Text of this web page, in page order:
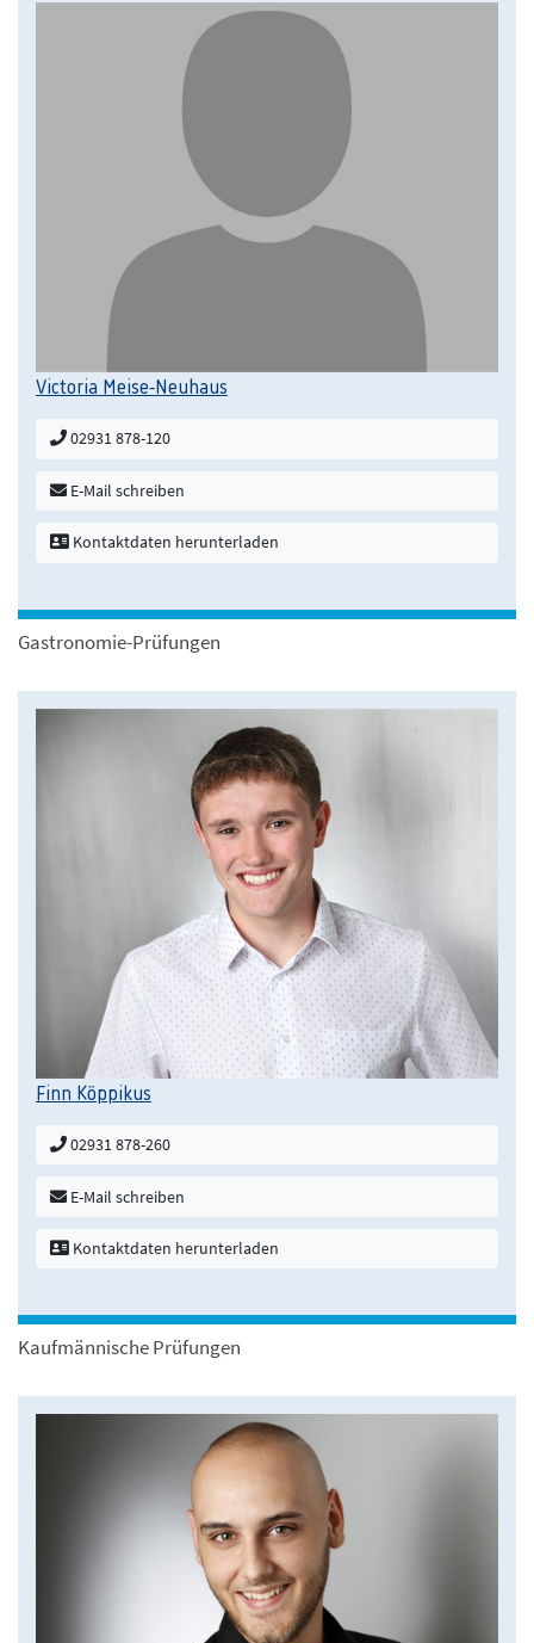
Victoria Meise-Neuhaus
02931 878-120
E-Mail schreiben
Kontaktdaten herunterladen
Gastronomie-Prüfungen
Finn Köppikus
02931 878-260
E-Mail schreiben
Kontaktdaten herunterladen
Kaufmännische Prüfungen